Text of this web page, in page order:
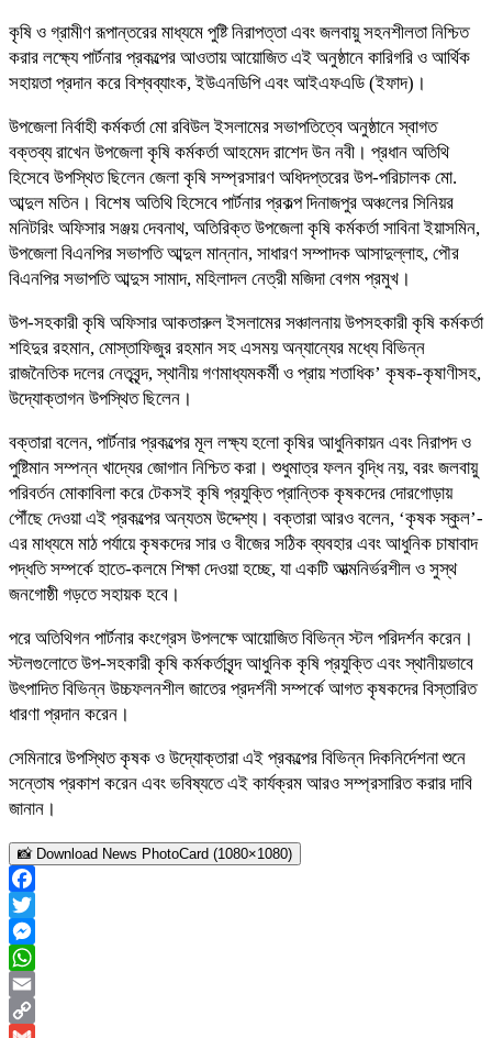
কৃষি ও গ্রামীণ রূপান্তরের মাধ্যমে পুষ্টি নিরাপত্তা এবং জলবায়ু সহনশীলতা নিশ্চিত
করার লক্ষ্যে পার্টনার প্রকল্পের আওতায় আয়োজিত এই অনুষ্ঠানে কারিগরি ও আর্থিক
সহায়তা প্রদান করে বিশ্বব্যাংক, ইউএনডিপি এবং আইএফএডি (ইফাদ)।
উপজেলা নির্বাহী কর্মকর্তা মো রবিউল ইসলামের সভাপতিত্বে অনুষ্ঠানে স্বাগত
বক্তব্য রাখেন উপজেলা কৃষি কর্মকর্তা আহমেদ রাশেদ উন নবী। প্রধান অতিথি
হিসেবে উপস্থিত ছিলেন জেলা কৃষি সম্প্রসারণ অধিদপ্তরের উপ-পরিচালক মো.
আব্দুল মতিন। বিশেষ অতিথি হিসেবে পার্টনার প্রকল্প দিনাজপুর অঞ্চলের সিনিয়র
মনিটরিং অফিসার সঞ্জয় দেবনাথ, অতিরিক্ত উপজেলা কৃষি কর্মকর্তা সাবিনা ইয়াসমিন,
উপজেলা বিএনপির সভাপতি আব্দুল মান্নান, সাধারণ সম্পাদক আসাদুল্লাহ, পৌর
বিএনপির সভাপতি আব্দুস সামাদ, মহিলাদল নেত্রী মজিদা বেগম প্রমুখ।
উপ-সহকারী কৃষি অফিসার আকতারুল ইসলামের সঞ্চালনায় উপসহকারী কৃষি কর্মকর্তা
শহিদুর রহমান, মোস্তাফিজুর রহমান সহ এসময় অন্যান্যের মধ্যে বিভিন্ন
রাজনৈতিক দলের নেতৃবৃন্দ, স্থানীয় গণমাধ্যমকর্মী ও প্রায় শতাধিক’ কৃষক-কৃষাণীসহ,
উদ্যোক্তাগন উপস্থিত ছিলেন।
বক্তারা বলেন, পার্টনার প্রকল্পের মূল লক্ষ্য হলো কৃষির আধুনিকায়ন এবং নিরাপদ ও
পুষ্টিমান সম্পন্ন খাদ্যের জোগান নিশ্চিত করা। শুধুমাত্র ফলন বৃদ্ধি নয়, বরং জলবায়ু
পরিবর্তন মোকাবিলা করে টেকসই কৃষি প্রযুক্তি প্রান্তিক কৃষকদের দোরগোড়ায়
পৌঁছে দেওয়া এই প্রকল্পের অন্যতম উদ্দেশ্য। বক্তারা আরও বলেন, ‘কৃষক স্কুল’-
এর মাধ্যমে মাঠ পর্যায়ে কৃষকদের সার ও বীজের সঠিক ব্যবহার এবং আধুনিক চাষাবাদ
পদ্ধতি সম্পর্কে হাতে-কলমে শিক্ষা দেওয়া হচ্ছে, যা একটি আত্মনির্ভরশীল ও সুস্থ
জনগোষ্ঠী গড়তে সহায়ক হবে।
পরে অতিথিগন পার্টনার কংগ্রেস উপলক্ষে আয়োজিত বিভিন্ন স্টল পরিদর্শন করেন।
স্টলগুলোতে উপ-সহকারী কৃষি কর্মকর্তাবৃন্দ আধুনিক কৃষি প্রযুক্তি এবং স্থানীয়ভাবে
উৎপাদিত বিভিন্ন উচ্চফলনশীল জাতের প্রদর্শনী সম্পর্কে আগত কৃষকদের বিস্তারিত
ধারণা প্রদান করেন।
সেমিনারে উপস্থিত কৃষক ও উদ্যোক্তারা এই প্রকল্পের বিভিন্ন দিকনির্দেশনা শুনে
সন্তোষ প্রকাশ করেন এবং ভবিষ্যতে এই কার্যক্রম আরও সম্প্রসারিত করার দাবি
জানান।
📸 Download News PhotoCard (1080×1080)
Facebook
Twitter
Messenger
WhatsApp
Email